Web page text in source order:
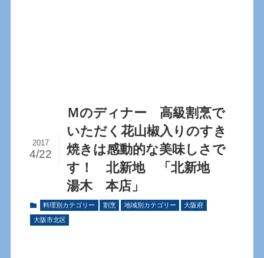
Ｍのディナー 高級割烹で
いただく花山椒入りのすき
焼きは感動的な美味しさで
す！ 北新地 「北新地
湯木 本店」
2017
4/22
料理別カテゴリー 割烹 地域別カテゴリー 大阪府
大阪市北区